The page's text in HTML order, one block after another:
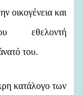
οικογένεια και
εθελοντή
του.
κατάλογο των